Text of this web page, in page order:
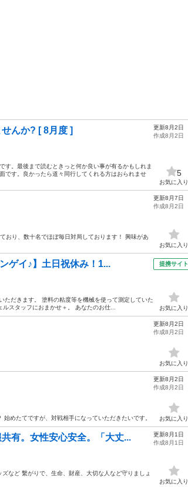
んか? [ 8月度 ]
す。最後まで読むときっと何か良い事が有るかもしれま
です。良かったら道々同行してくれる方はおられませ
更新8月2日
作成8月2日
5
お気に入り
おり、数十名でほぼ毎日対局しております！ 興味があ
更新8月7日
作成8月2日
お気に入り
ゲイ♪】土日祝休み！1...
だきます。 塗料の粘度等を機械を使って測定していた
スタッフにおまかせ＋。 あなたのお仕...
提携サイト
お気に入り
更新8月2日
作成8月2日
お気に入り
めたてですが、対戦相手になっていただきたいです。
更新8月2日
作成8月2日
お気に入り
有。女性安心安全。「大丈...
など 繫がりで、生命、財産、大切な人など守りましょ
更新8月1日
作成8月1日
お気に入り